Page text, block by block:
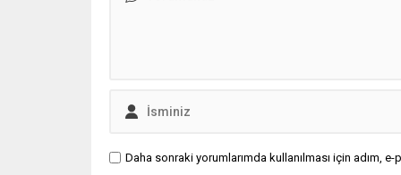
Daha sonraki yorumlarımda kullanılması için adım,